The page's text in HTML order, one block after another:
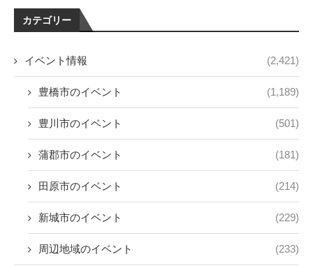
カテゴリー
イベント情報 (2,421)
豊橋市のイベント (1,189)
豊川市のイベント (501)
蒲郡市のイベント (181)
田原市のイベント (214)
新城市のイベント (229)
周辺地域のイベント (233)